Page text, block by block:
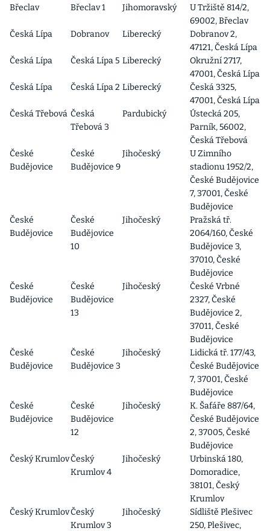
Břeclav
Břeclav 1 Jihomoravský
U Tržiště 814/2,
69002, Břeclav
Česká Lípa
Dobranov Liberecký
Dobranov 2,
47121, Česká Lípa
Česká Lípa
Česká Lípa 5 Liberecký
Okružní 2717,
47001, Česká Lípa
Česká Lípa
Česká Lípa 2 Liberecký
Česká 3325,
47001, Česká Lípa
Česká Třebová Česká
Třebová 3
Pardubický
Ústecká 205,
Parník, 56002,
Česká Třebová
České
Budějovice
České
Budějovice 9
Jihočeský
U Zimního
stadionu 1952/2,
České Budějovice
7, 37001, České
Budějovice
České
Budějovice
České
Budějovice
10
Jihočeský
Pražská tř.
2064/160, České
Budějovice 3,
37010, České
Budějovice
České
Budějovice
České
Budějovice
13
Jihočeský
České Vrbné
2327, České
Budějovice 2,
37011, České
Budějovice
České
Budějovice
České
Budějovice 3
Jihočeský
Lidická tř. 177/43,
České Budějovice
7, 37001, České
Budějovice
České
Budějovice
České
Budějovice
12
Jihočeský
K. Šafáře 887/64,
České Budějovice
2, 37005, České
Budějovice
Český KrumlovČeský
Krumlov 4
Jihočeský
Urbinská 180,
Domoradice,
38101, Český
Krumlov
Český KrumlovČeský
Krumlov 3
Jihočeský
Sídliště Plešivec
250, Plešivec,